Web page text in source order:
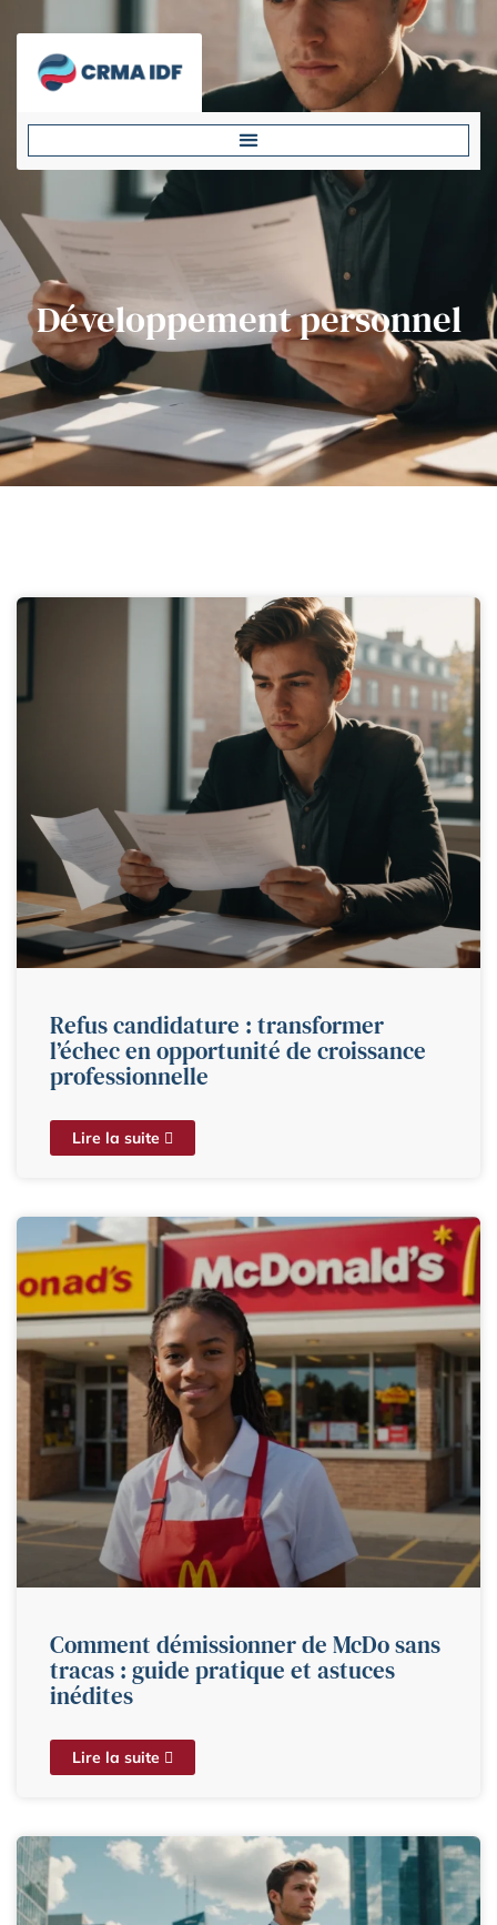
Développement personnel
Refus candidature : transformer
l’échec en opportunité de croissance
professionnelle
Lire la suite
Comment démissionner de McDo sans
tracas : guide pratique et astuces
inédites
Lire la suite